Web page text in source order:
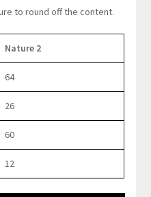
to round off the content.
Nature 2
64
26
60
12